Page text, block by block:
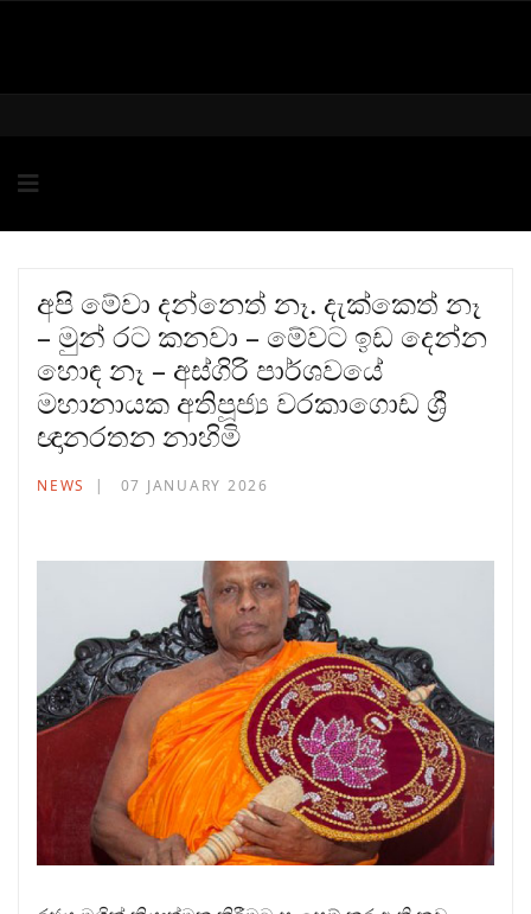
අපි මේවා දන්නෙත් නෑ. දැක්කෙත් නෑ
– මුන් රට කනවා – මේවට ඉඩ දෙන්න
හොඳ නෑ – අස්ගිරි පාර්ශවයේ
මහානායක අතිපූජ්‍ය වරකාගොඩ ශ්‍රී
ඥානරතන නාහිමි
NEWS 07 JANUARY 2026